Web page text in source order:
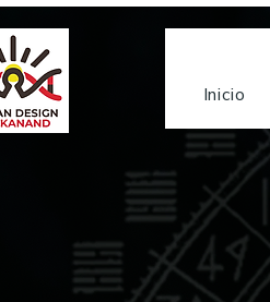
Inicio